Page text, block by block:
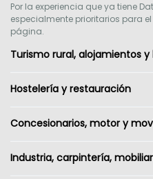
Por la experiencia que ya tiene
especialmente prioritarios para
página.
Turismo rural, alojamientos
Hostelería y restauración
Concesionarios, motor y
Industria, carpintería,